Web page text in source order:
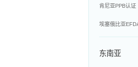
肯尼亚PPB认证
埃塞俄比亚
东南亚